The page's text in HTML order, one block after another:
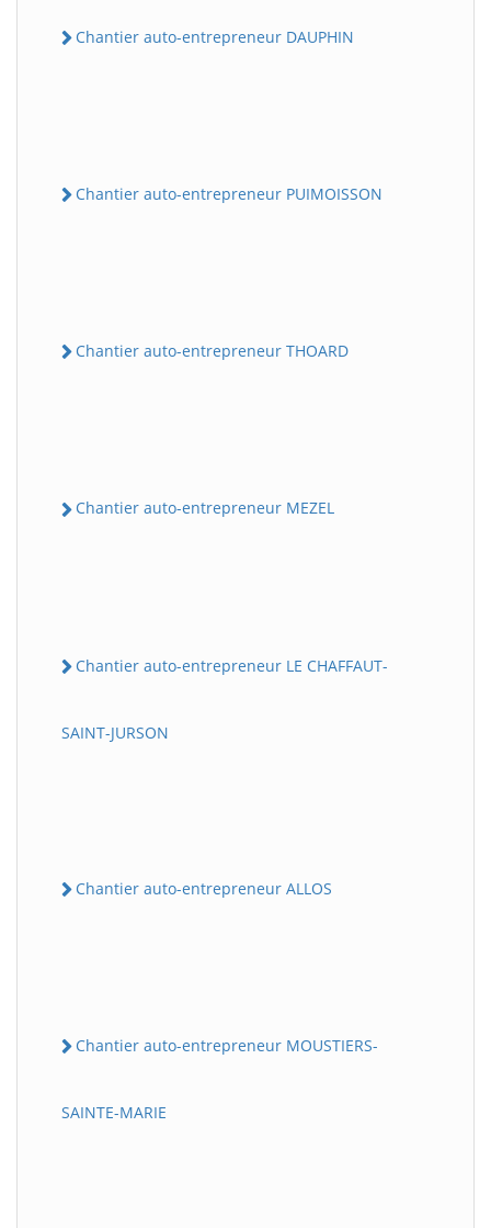
Chantier auto-entrepreneur DAUPHIN
Chantier auto-entrepreneur PUIMOISSON
Chantier auto-entrepreneur THOARD
Chantier auto-entrepreneur MEZEL
Chantier auto-entrepreneur LE CHAFFAUT-
SAINT-JURSON
Chantier auto-entrepreneur ALLOS
Chantier auto-entrepreneur MOUSTIERS-
SAINTE-MARIE